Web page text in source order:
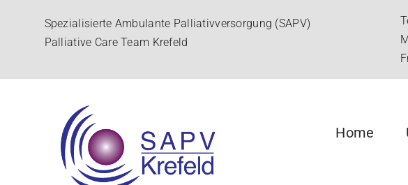
Spezialisierte Ambulante Palliativversorgung (SAPV)
Palliative Care Team Krefeld
Home